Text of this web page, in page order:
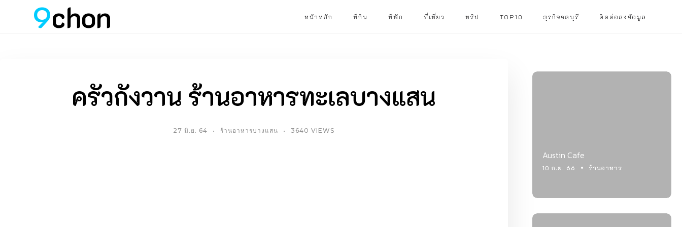
9chon หน้าหลัก ที่กิน ที่พัก ที่เที่ยว ทริป TOP10 ธุรกิจชลบุรี ติดต่อลงข้อมูล
ครัวกังวาน ร้านอาหารทะเลบางแสน
27 มิ.ย. 64 ร้านอาหารบางแสน 3640 VIEWS
Austin Cafe
10 ก.ย. 66 ร้านอาหาร